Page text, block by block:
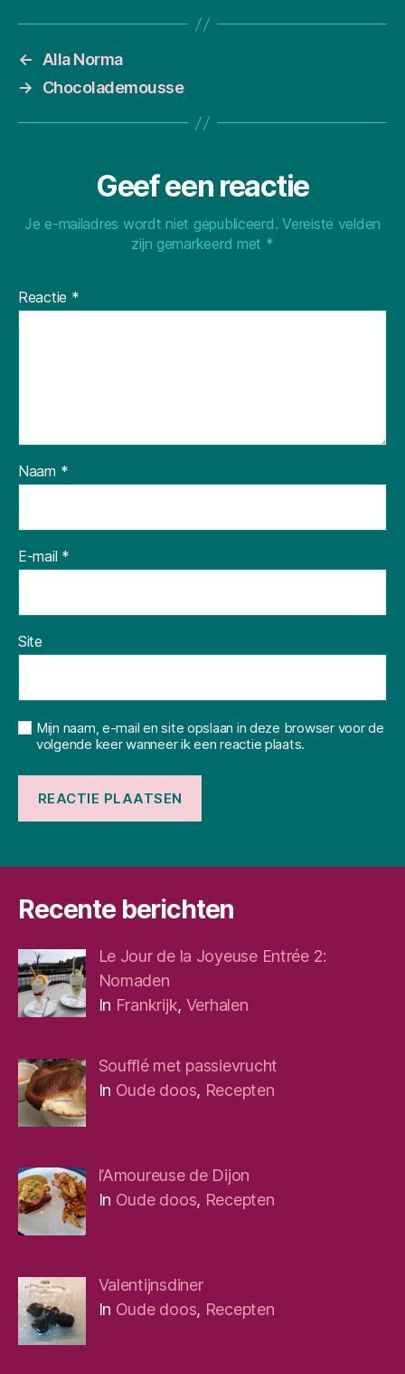
← Alla Norma
→
Chocolademousse
Geef een reactie
Je e-mailadres wordt niet gepubliceerd. Vereiste velden
zijn gemarkeerd met *
Reactie *
Naam *
E-mail *
Site
Mijn naam, e-mail en site opslaan in deze browser voor de
volgende keer wanneer ik een reactie plaats.
Recente berichten
Le Jour de la Joyeuse Entrée 2:
Nomaden
In Frankrijk, Verhalen
Soufflé met passievrucht
In Oude doos, Recepten
l’Amoureuse de Dijon
In Oude doos, Recepten
Valentijnsdiner
In Oude doos, Recepten